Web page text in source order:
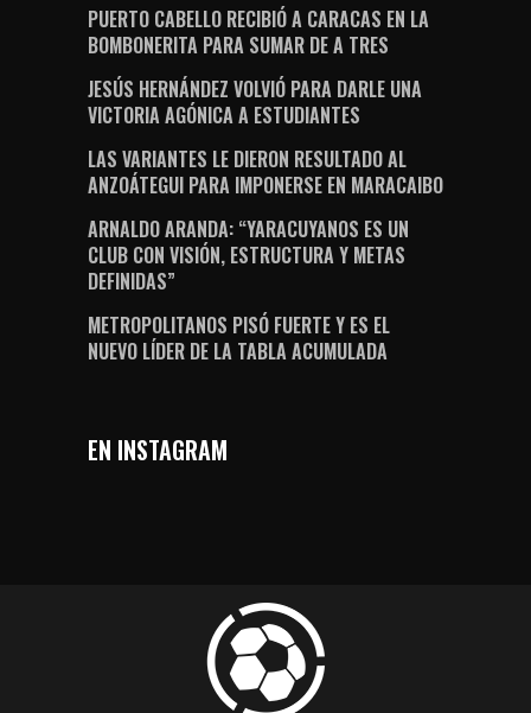
PUERTO CABELLO RECIBIÓ A CARACAS EN LA
BOMBONERITA PARA SUMAR DE A TRES
JESÚS HERNÁNDEZ VOLVIÓ PARA DARLE UNA
VICTORIA AGÓNICA A ESTUDIANTES
LAS VARIANTES LE DIERON RESULTADO AL
ANZOÁTEGUI PARA IMPONERSE EN MARACAIBO
ARNALDO ARANDA: “YARACUYANOS ES UN
CLUB CON VISIÓN, ESTRUCTURA Y METAS
DEFINIDAS”
METROPOLITANOS PISÓ FUERTE Y ES EL
NUEVO LÍDER DE LA TABLA ACUMULADA
EN INSTAGRAM